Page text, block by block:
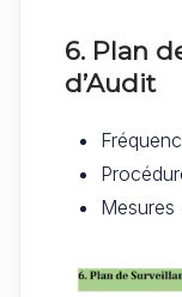
6. Plan
d’Audit